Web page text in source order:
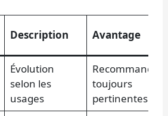
Description Avantage
Évolution
selon les
usages
toujours
pertinentes